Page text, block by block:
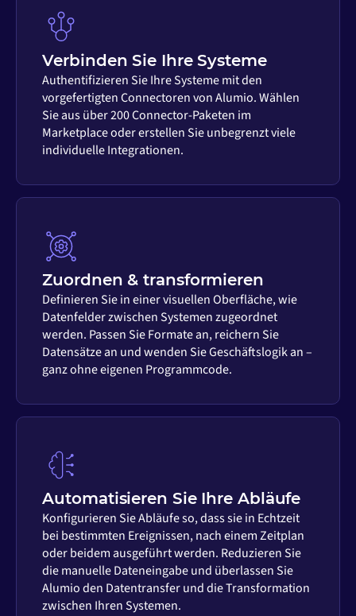
Verbinden Sie Ihre Systeme
Authentifizieren Sie Ihre Systeme mit den
vorgefertigten Connectoren von Alumio. Wählen
Sie aus über 200 Connector-Paketen im
Marketplace oder erstellen Sie unbegrenzt viele
individuelle Integrationen.
Zuordnen & transformieren
Definieren Sie in einer visuellen Oberfläche, wie
Datenfelder zwischen Systemen zugeordnet
werden. Passen Sie Formate an, reichern Sie
Datensätze an und wenden Sie Geschäftslogik an –
ganz ohne eigenen Programmcode.
Automatisieren Sie Ihre Abläufe
Konfigurieren Sie Abläufe so, dass sie in Echtzeit
bei bestimmten Ereignissen, nach einem Zeitplan
oder beidem ausgeführt werden. Reduzieren Sie
die manuelle Dateneingabe und überlassen Sie
Alumio den Datentransfer und die Transformation
zwischen Ihren Systemen.